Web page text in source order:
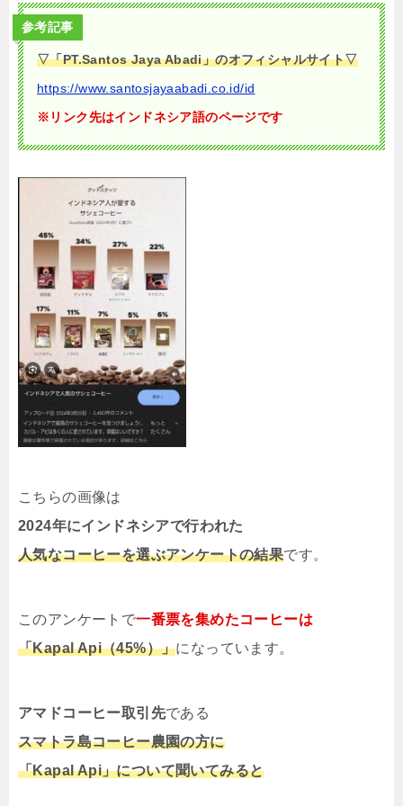
参考記事
▽「PT.Santos Jaya Abadi」のオフィシャルサイト▽
https://www.santosjayaabadi.co.id/id
※リンク先はインドネシア語のページです
こちらの画像は
2024年にインドネシアで行われた
人気なコーヒーを選ぶアンケートの結果です。
このアンケートで一番票を集めたコーヒーは
「Kapal Api（45%）」になっています。
アマドコーヒー取引先である
スマトラ島コーヒー農園の方に
「Kapal Api」について聞いてみると